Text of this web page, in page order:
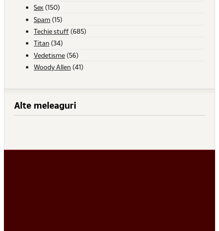
Sex (150)
Spam (15)
Techie stuff (685)
Titan (34)
Vedetisme (56)
Woody Allen (41)
Alte meleaguri